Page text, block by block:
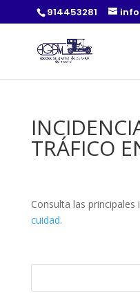
914453281
TRÁFICO
Consulta las
cuidad.